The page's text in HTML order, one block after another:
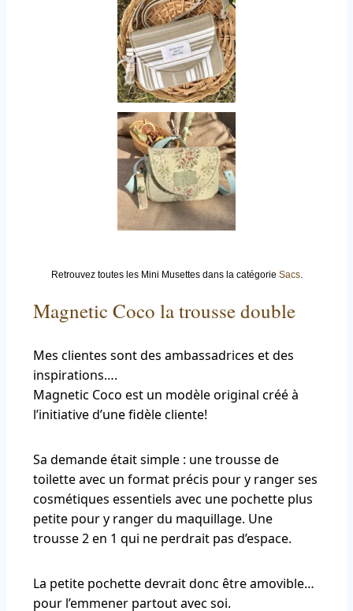
Retrouvez toutes les Mini Musettes dans la catégorie Sacs.
Magnetic Coco la trousse double
Mes clientes sont des ambassadrices et des
inspirations….
Magnetic Coco est un modèle original créé à
l’initiative d’une fidèle cliente!
Sa demande était simple : une trousse de
toilette avec un format précis pour y ranger ses
cosmétiques essentiels avec une pochette plus
petite pour y ranger du maquillage. Une
trousse 2 en 1 qui ne perdrait pas d’espace.
La petite pochette devrait donc être amovible…
pour l’emmener partout avec soi.